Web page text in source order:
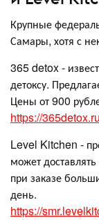
Крупные
Самары, хотя с
365 detox -
детоксу.
Цены от 900
https://
Level Kitchen -
может
при заказе
день.
https://